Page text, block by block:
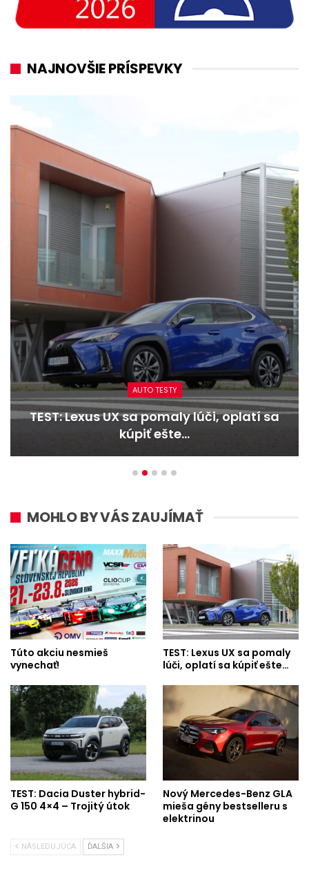
NAJNOVŠIE PRÍSPEVKY
AUTO TESTY
TEST: Dacia Duster hybrid-G 150 4×4 –
Trojitý útok
MOHLO BY VÁS ZAUJÍMAŤ
Túto akciu nesmieš
vynechať!
TEST: Lexus UX sa pomaly
lúči, oplatí sa kúpiť ešte…
TEST: Dacia Duster hybrid-
G 150 4×4 – Trojitý útok
Nový Mercedes-Benz GLA
mieša gény bestselleru s
elektrinou
NÁSLEDUJÚCA ĎALŠIA